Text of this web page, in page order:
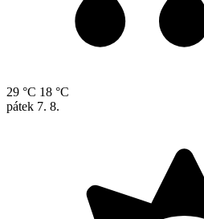
29 °C 18 °C
pátek 7. 8.